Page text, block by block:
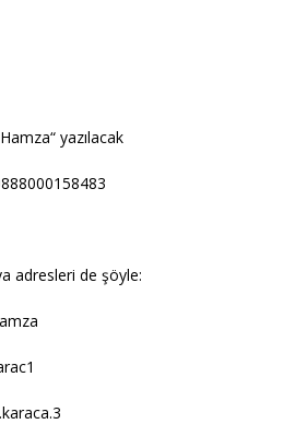
yazılacak
adresleri de şöyle: